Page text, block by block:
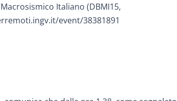
Italiano (DBMI15,
event/38381891